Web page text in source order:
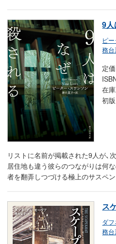
9
ピ
務
定価
在
初版
リストに名前が掲載された9人が、
居住地も違う彼らのつながりは何
者を翻弄しつづける極上のサスペン
ス
ダフ
務